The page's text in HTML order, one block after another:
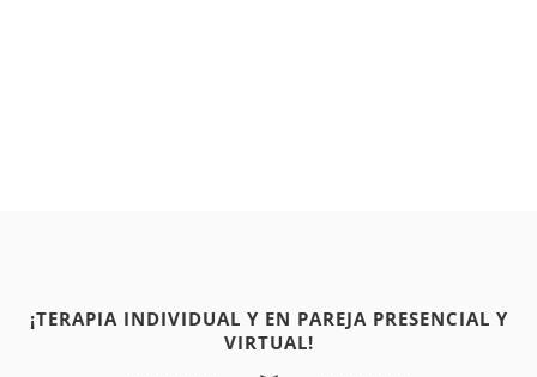
¡TERAPIA INDIVIDUAL Y EN PAREJA PRESENCIAL Y
VIRTUAL!